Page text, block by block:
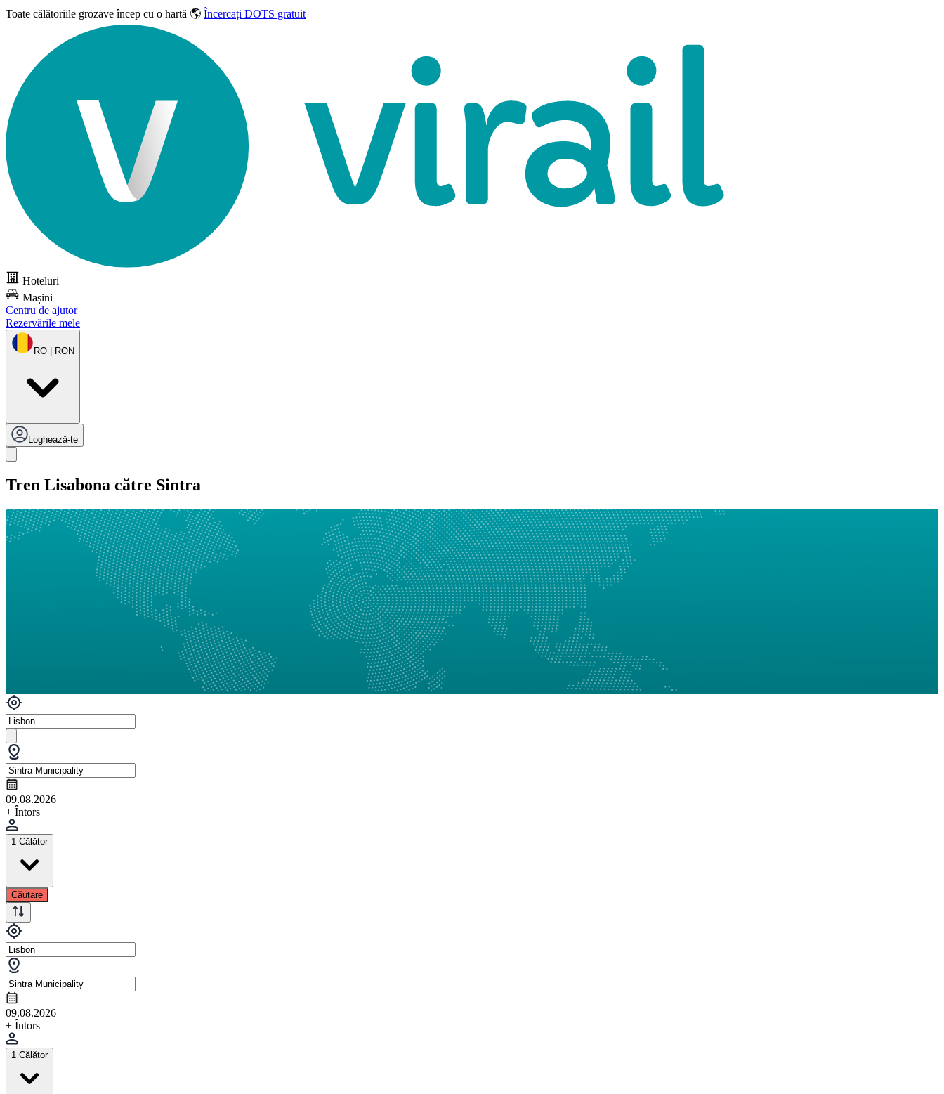
Toate călătoriile grozaveîncep cu o hartă 🌎 Încercați DOTS gratuit
Hoteluri
Mașini
Centru de ajutor
Rezervările mele
RO | RON
Loghează-te
Tren Lisabona către Sintra
09.08.2026
+ Întors
1 Călător
Căutare
09.08.2026
+ Întors
1 Călător